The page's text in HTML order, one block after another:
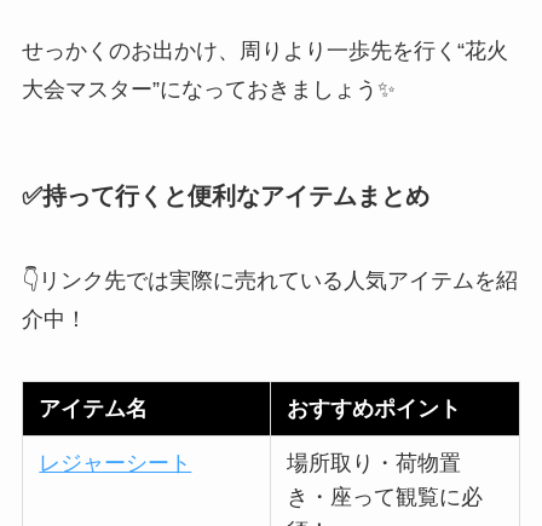
せっかくのお出かけ、周りより一歩先を行く“花火
大会マスター”になっておきましょう✨
✅持って行くと便利なアイテムまとめ
👇リンク先では実際に売れている人気アイテムを紹
介中！
アイテム名 おすすめポイント
レジャーシート
場所取り・荷物置
き・座って観覧に必